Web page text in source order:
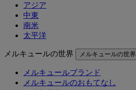
アジア
中東
南米
太平洋
メルキュールの世界 メルキュールの世界
メルキュールブランド
メルキュールのおもてなし